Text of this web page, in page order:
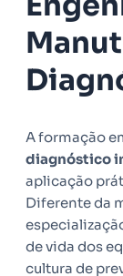
A formação
diagnóstico
aplicação
Diferente da
de vida dos
cultura de